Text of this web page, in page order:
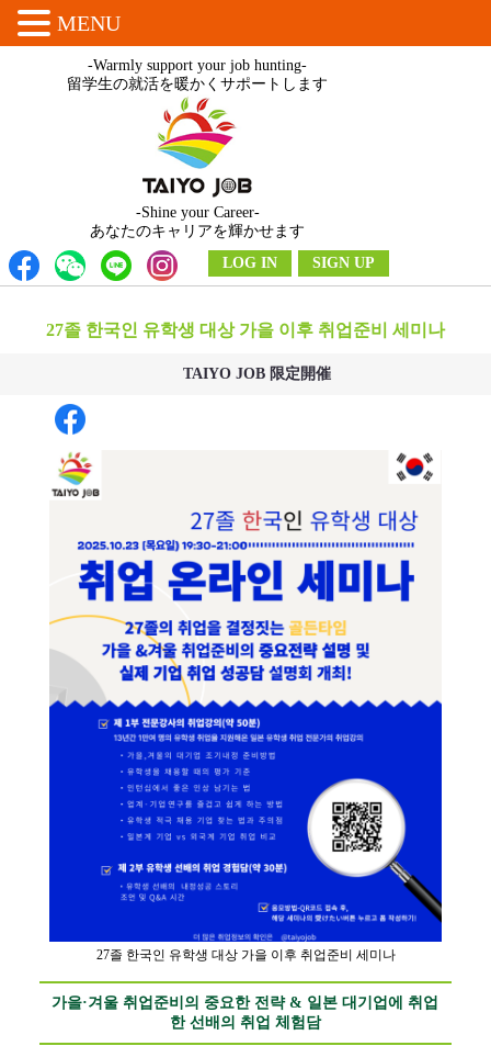
-Warmly support your job hunting-
留学生の就活を暖かくサポートします
-Shine your Career-
あなたのキャリアを輝かせます
SIGN UP
LOG IN
27졸 한국인 유학생 대상 가을 이후 취업준비 세미나
TAIYO JOB 限定開催
27졸 한국인 유학생 대상 가을 이후 취업준비 세미나
가을·겨울 취업준비의 중요한 전략 & 일본 대기업에 취업
한 선배의 취업 체험담
MENU